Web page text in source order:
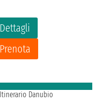
Dettagli
Prenota